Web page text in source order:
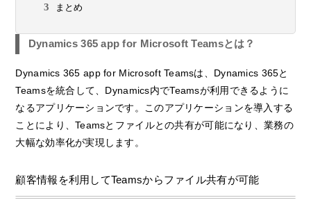
まとめ
Dynamics 365 app for Microsoft Teamsとは？
Dynamics 365 app for Microsoft Teamsは、Dynamics 365と
Teamsを統合して、Dynamics内でTeamsが利用できるように
なるアプリケーションです。このアプリケーションを導入する
ことにより、Teamsとファイルとの共有が可能になり、業務の
大幅な効率化が実現します。
顧客情報を利用してTeamsからファイル共有が可能